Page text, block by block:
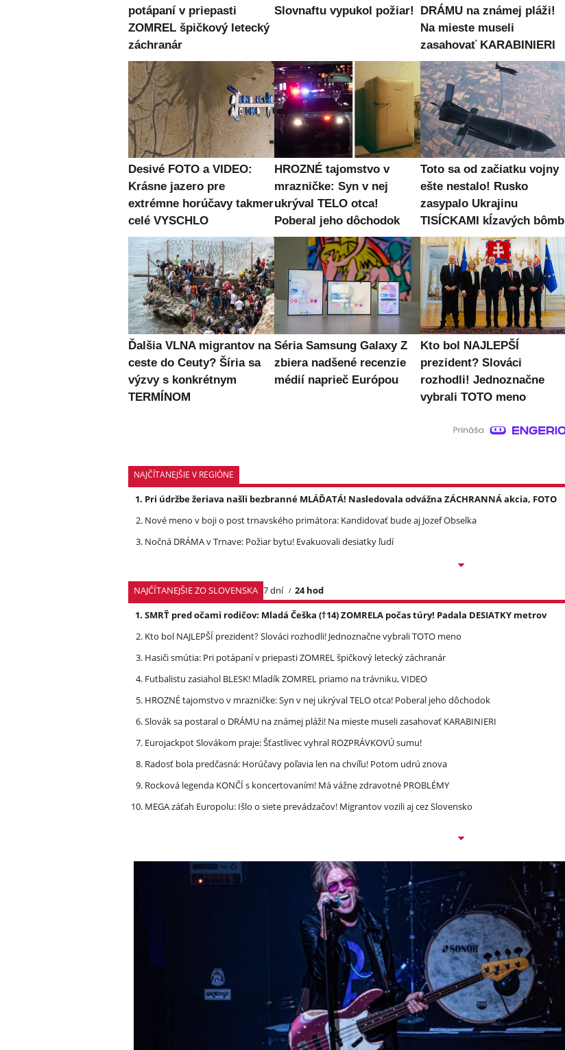
potápaní v priepasti
ZOMREL špičkový letecký
záchranár
Slovnaftu vypukol požiar!
DRÁMU na známej pláži!
Na mieste museli
zasahovať KARABINIERI
Desivé FOTO a VIDEO:
Krásne jazero pre
extrémne horúčavy takmer
celé VYSCHLO
HROZNÉ tajomstvo v
mrazničke: Syn v nej
ukrýval TELO otca!
Poberal jeho dôchodok
Toto sa od začiatku vojny
ešte nestalo! Rusko
zasypalo Ukrajinu
TISÍCKAMI kĺzavých bômb
Ďalšia VLNA migrantov na
ceste do Ceuty? Šíria sa
výzvy s konkrétnym
TERMÍNOM
Séria Samsung Galaxy Z
zbiera nadšené recenzie
médií naprieč Európou
Kto bol NAJLEPŠÍ
prezident? Slováci
rozhodli! Jednoznačne
vybrali TOTO meno
NAJČÍTANEJŠIE V REGIÓNE
Pri údržbe žeriava našli bezbranné MLÁĎATÁ! Nasledovala odvážna ZÁCHRANNÁ akcia, FOTO
Nové meno v boji o post trnavského primátora: Kandidovať bude aj Jozef Obselka
Nočná DRÁMA v Trnave: Požiar bytu! Evakuovali desiatky ľudí
NAJČÍTANEJŠIE ZO SLOVENSKA 7 dní
24 hod
SMRŤ pred očami rodičov: Mladá Češka (†14) ZOMRELA počas túry! Padala DESIATKY metrov
Kto bol NAJLEPŠÍ prezident? Slováci rozhodli! Jednoznačne vybrali TOTO meno
Hasiči smútia: Pri potápaní v priepasti ZOMREL špičkový letecký záchranár
Futbalistu zasiahol BLESK! Mladík ZOMREL priamo na trávniku, VIDEO
HROZNÉ tajomstvo v mrazničke: Syn v nej ukrýval TELO otca! Poberal jeho dôchodok
Slovák sa postaral o DRÁMU na známej pláži! Na mieste museli zasahovať KARABINIERI
Eurojackpot Slovákom praje: Šťastlivec vyhral ROZPRÁVKOVÚ sumu!
Radosť bola predčasná: Horúčavy poľavia len na chvíľu! Potom udrú znova
Rocková legenda KONČÍ s koncertovaním! Má vážne zdravotné PROBLÉMY
MEGA záťah Europolu: Išlo o siete prevádzačov! Migrantov vozili aj cez Slovensko